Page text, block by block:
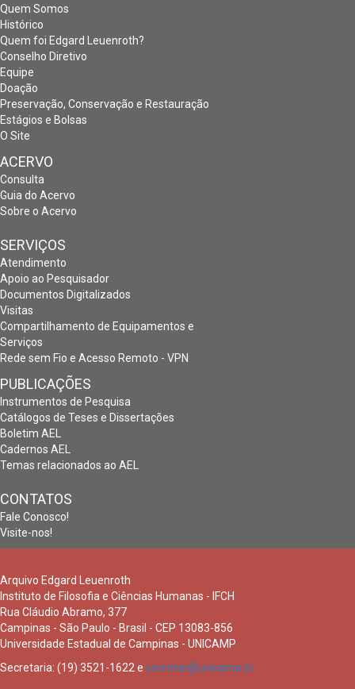
Quem Somos
Histórico
Quem foi Edgard Leuenroth?
Conselho Diretivo
Equipe
Doação
Preservação, Conservação e Restauração
Estágios e Bolsas
O Site
ACERVO
Consulta
Guia do Acervo
Sobre o Acervo
SERVIÇOS
Atendimento
Apoio ao Pesquisador
Documentos Digitalizados
Visitas
Compartilhamento de Equipamentos e
Serviços
Rede sem Fio e Acesso Remoto - VPN
PUBLICAÇÕES
Instrumentos de Pesquisa
Catálogos de Teses e Dissertações
Boletim AEL
Cadernos AEL
Temas relacionados ao AEL
CONTATOS
Fale Conosco!
Visite-nos!
Arquivo Edgard Leuenroth
Instituto de Filosofia e Ciências Humanas - IFCH
Rua Cláudio Abramo, 377
Campinas - São Paulo - Brasil - CEP 13083-856
Universidade Estadual de Campinas - UNICAMP
Secretaria: (19) 3521-1622 e secretar@unicamp.br